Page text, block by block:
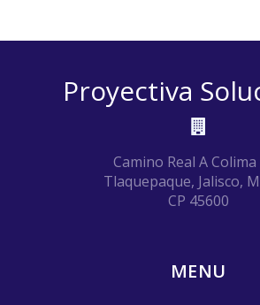
Proyectiva
Camino Real A Colima
Tlaquepaque, Jalisco,
CP 45600
MENU